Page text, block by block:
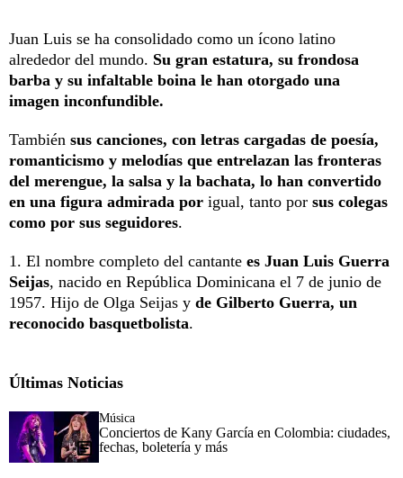
Juan Luis se ha consolidado como un ícono latino
alrededor del mundo. Su gran estatura, su frondosa
barba y su infaltable boina le han otorgado una
imagen inconfundible.
También sus canciones, con letras cargadas de poesía,
romanticismo y melodías que entrelazan las fronteras
del merengue, la salsa y la bachata, lo han convertido
en una figura admirada por igual, tanto por sus colegas
como por sus seguidores.
1. El nombre completo del cantante es Juan Luis Guerra
Seijas, nacido en República Dominicana el 7 de junio de
1957. Hijo de Olga Seijas y de Gilberto Guerra, un
reconocido basquetbolista.
Últimas Noticias
Música
Conciertos de Kany García en Colombia: ciudades,
fechas, boletería y más